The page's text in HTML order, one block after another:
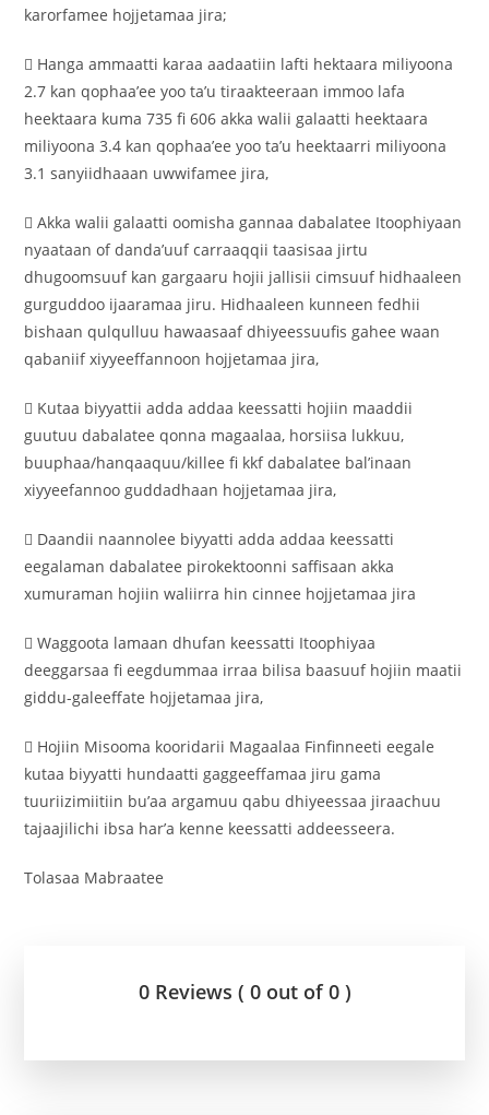
karorfamee hojjetamaa jira;
 Hanga ammaatti karaa aadaatiin lafti hektaara miliyoona
2.7 kan qophaa’ee yoo ta’u tiraakteeraan immoo lafa
heektaara kuma 735 fi 606 akka walii galaatti heektaara
miliyoona 3.4 kan qophaa’ee yoo ta’u heektaarri miliyoona
3.1 sanyiidhaaan uwwifamee jira,
 Akka walii galaatti oomisha gannaa dabalatee Itoophiyaan
nyaataan of danda’uuf carraaqqii taasisaa jirtu
dhugoomsuuf kan gargaaru hojii jallisii cimsuuf hidhaaleen
gurguddoo ijaaramaa jiru. Hidhaaleen kunneen fedhii
bishaan qulqulluu hawaasaaf dhiyeessuufis gahee waan
qabaniif xiyyeeffannoon hojjetamaa jira,
 Kutaa biyyattii adda addaa keessatti hojiin maaddii
guutuu dabalatee qonna magaalaa, horsiisa lukkuu,
buuphaa/hanqaaquu/killee fi kkf dabalatee bal’inaan
xiyyeefannoo guddadhaan hojjetamaa jira,
 Daandii naannolee biyyatti adda addaa keessatti
eegalaman dabalatee pirokektoonni saffisaan akka
xumuraman hojiin waliirra hin cinnee hojjetamaa jira
 Waggoota lamaan dhufan keessatti Itoophiyaa
deeggarsaa fi eegdummaa irraa bilisa baasuuf hojiin maatii
giddu-galeeffate hojjetamaa jira,
 Hojiin Misooma kooridarii Magaalaa Finfinneeti eegale
kutaa biyyatti hundaatti gaggeeffamaa jiru gama
tuuriizimiitiin bu’aa argamuu qabu dhiyeessaa jiraachuu
tajaajilichi ibsa har’a kenne keessatti addeesseera.
Tolasaa Mabraatee
0 Reviews ( 0 out of 0 )